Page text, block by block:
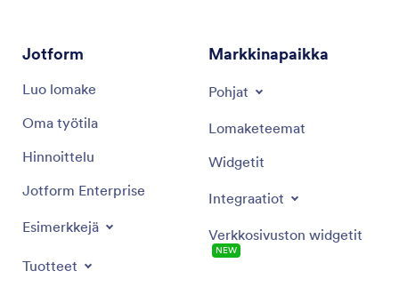
Jotform
Luo lomake
Oma työtila
Hinnoittelu
Jotform Enterprise
Esimerkkejä
Tuotteet
Markkinapaikka
Pohjat
Lomaketeemat
Widgetit
Integraatiot
Verkkosivuston widgetit
NEW